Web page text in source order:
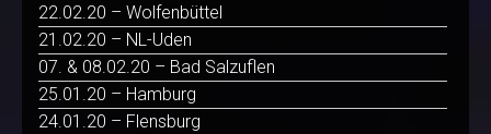
22.02.20 – Wolfenbüttel
21.02.20 – NL-Uden
07. & 08.02.20 – Bad Salzuflen
25.01.20 – Hamburg
24.01.20 – Flensburg